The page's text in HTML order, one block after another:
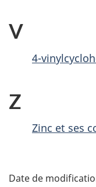
V
4-
Z
Zinc et ses
D